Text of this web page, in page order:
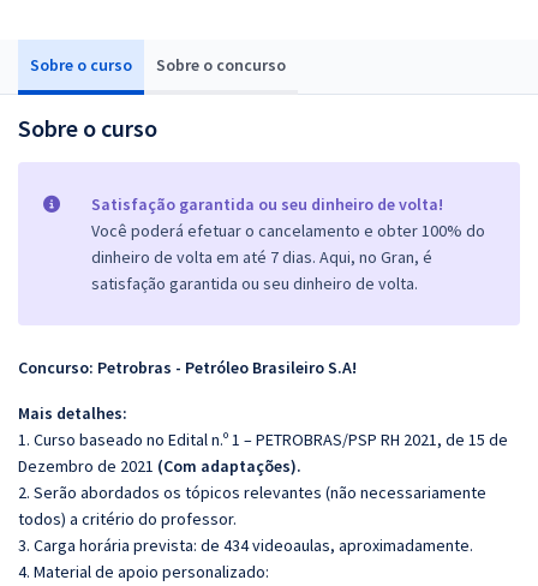
Sobre o curso Sobre o concurso
Sobre o curso
Satisfação garantida ou seu dinheiro de volta!
Você poderá efetuar o cancelamento e obter 100% do
dinheiro de volta em até 7 dias. Aqui, no Gran, é
satisfação garantida ou seu dinheiro de volta.
Concurso: Petrobras - Petróleo Brasileiro S.A!
Mais detalhes:
1. Curso baseado no Edital n.º 1 – PETROBRAS/PSP RH 2021, de 15 de
Dezembro de 2021 (Com adaptações).
2. Serão abordados os tópicos relevantes (não necessariamente
todos) a critério do professor.
3. Carga horária prevista: de 434 videoaulas, aproximadamente.
4. Material de apoio personalizado: